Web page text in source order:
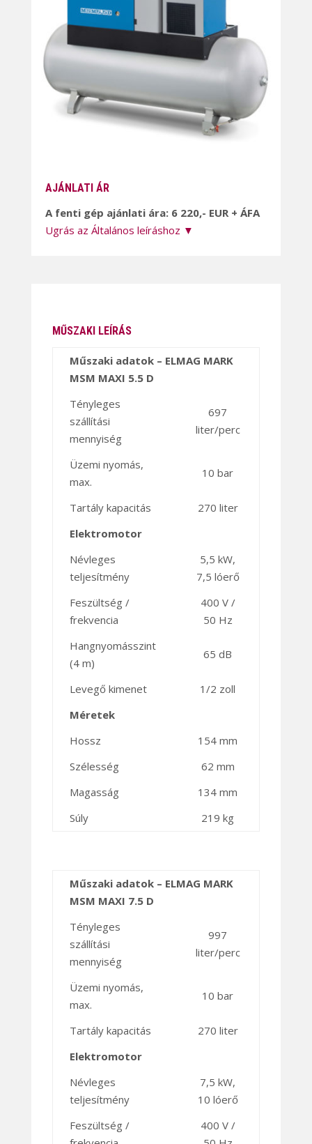
AJÁNLATI ÁR
A fenti gép ajánlati ára: 6 220,- EUR + ÁFA
Ugrás az Általános leíráshoz ▼
MŰSZAKI LEÍRÁS
Műszaki adatok – ELMAG MARK
MSM MAXI 5.5 D
Tényleges
szállítási
mennyiség
697
liter/perc
Üzemi nyomás,
max.
10 bar
Tartály kapacitás
270 liter
Elektromotor
Névleges
teljesítmény
5,5 kW,
7,5 lóerő
Feszültség /
frekvencia
400 V /
50 Hz
Hangnyomásszint
(4 m)
65 dB
Levegő kimenet
1/2 zoll
Méretek
Hossz
154 mm
Szélesség
62 mm
Magasság
134 mm
Súly
219 kg
Műszaki adatok – ELMAG MARK
MSM MAXI 7.5 D
Tényleges
szállítási
mennyiség
997
liter/perc
Üzemi nyomás,
max.
10 bar
Tartály kapacitás
270 liter
Elektromotor
Névleges
teljesítmény
7,5 kW,
10 lóerő
Feszültség /
400 V /